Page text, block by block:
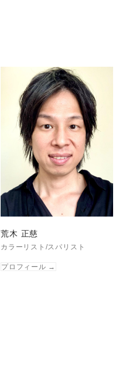
荒木 正慈
カラーリスト/スパリスト
プロフィール →